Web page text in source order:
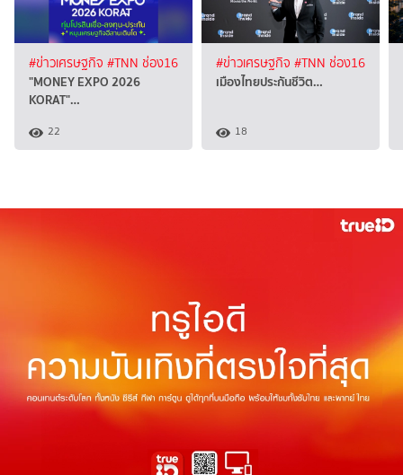
#ข่าวเศรษฐกิจ #TNN ช่อง16
"MONEY EXPO 2026
KORAT"…
22
#ข่าวเศรษฐกิจ #TNN ช่อง16
เมืองไทยประกันชีวิต…
18